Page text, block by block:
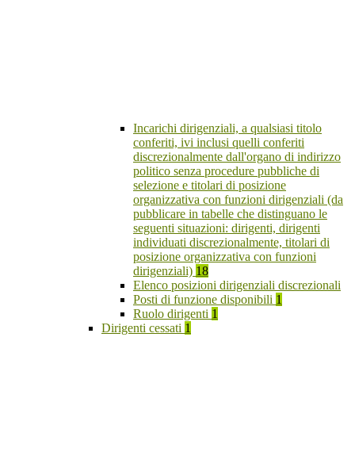
Incarichi dirigenziali, a qualsiasi titolo
conferiti, ivi inclusi quelli conferiti
discrezionalmente dall'organo di indirizzo
politico senza procedure pubbliche di
selezione e titolari di posizione
organizzativa con funzioni dirigenziali (da
pubblicare in tabelle che distinguano le
seguenti situazioni: dirigenti, dirigenti
individuati discrezionalmente, titolari di
posizione organizzativa con funzioni
dirigenziali) 18
Elenco posizioni dirigenziali discrezionali
Posti di funzione disponibili 1
Ruolo dirigenti 1
Dirigenti cessati 1